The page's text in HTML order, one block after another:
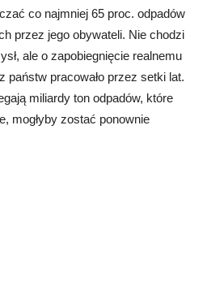
co najmniej 65 proc. odpadów
przez jego obywateli. Nie chodzi
ale o zapobiegnięcie realnemu
państw pracowało przez setki lat.
miliardy ton odpadów, które
mogłyby zostać ponownie